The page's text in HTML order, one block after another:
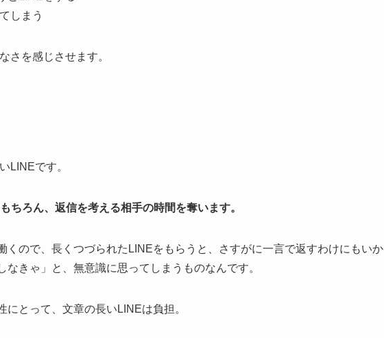
しまう
さを感じさせます。
LINEです。
ちろん、返信を考える相手の時間を奪います。
くので、長くつづられたLINEをもらうと、さすがに一言で返すわけにもいか
きゃ」と、無意識に思ってしまうものなんです。
とって、文章の長いLINEは負担。